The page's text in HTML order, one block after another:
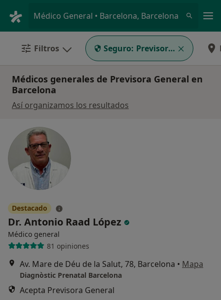
Médico General • Barcelona, Barcelona
Filtros Seguro: Previsora General
Médicos generales de Previsora General en
Barcelona
Así organizamos los resultados
Destacado
Dr. Antonio Raad López
Médico general
81 opiniones
Av. Mare de Déu de la Salut, 78, Barcelona • Mapa
Diagnòstic Prenatal Barcelona
Acepta Previsora General